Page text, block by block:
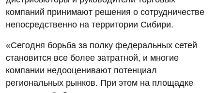
компаний принимают решения о сотрудничестве
непосредственно на территории Сибири.
«Сегодня борьба за полку федеральных сетей
становится все более затратной, и многие
компании недооценивают потенциал
региональных рынков. При этом на площадке